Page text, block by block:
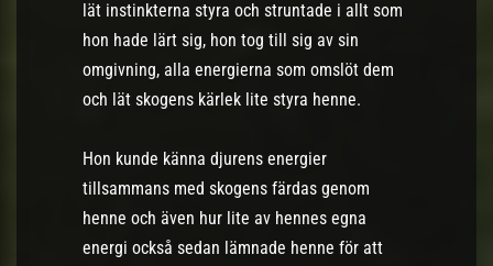
lät instinkterna styra och struntade i allt som
hon hade lärt sig, hon tog till sig av sin
omgivning, alla energierna som omslöt dem
och lät skogens kärlek lite styra henne.
Hon kunde känna djurens energier
tillsammans med skogens färdas genom
henne och även hur lite av hennes egna
energi också sedan lämnade henne för att